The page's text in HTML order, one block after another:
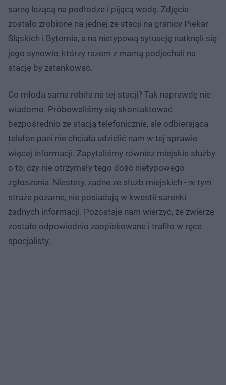
sarnę leżącą na podłodze i pijącą wodę. Zdjęcie
zostało zrobione na jednej ze stacji na granicy Piekar
Śląskich i Bytomia, a na nietypową sytuację natknęli się
jego synowie, którzy razem z mamą podjechali na
stację by zatankować.
Co młoda sarna robiła na tej stacji? Tak naprawdę nie
wiadomo. Próbowaliśmy się skontaktować
bezpośrednio ze stacją telefonicznie, ale odbierająca
telefon pani nie chciała udzielić nam w tej sprawie
więcej informacji. Zapytaliśmy również miejskie służby
o to, czy nie otrzymały tego dość nietypowego
zgłoszenia. Niestety, żadne ze służb miejskich - w tym
straże pożarne, nie posiadają w kwestii sarenki
żadnych informacji. Pozostaje nam wierzyć, że zwierzę
zostało odpowiednio zaopiekowane i trafiło w ręce
specjalisty.